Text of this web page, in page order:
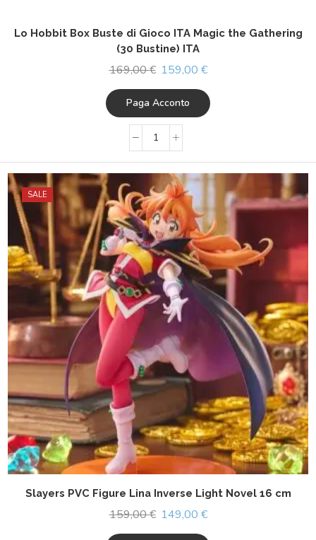
Lo Hobbit Box Buste di Gioco ITA Magic the Gathering
(30 Bustine) ITA
169,00€ 159,00 €
Paga Acconto
SALE
Slayers PVC Figure Lina Inverse Light Novel 16 cm
159,00€ 149,00 €